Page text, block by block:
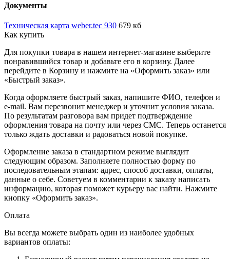
Документы
Техническая карта weber.tec 930 679 кб
Как купить
Для покупки товара в нашем интернет-магазине выберите
понравившийся товар и добавьте его в корзину. Далее
перейдите в Корзину и нажмите на «Оформить заказ» или
«Быстрый заказ».
Когда оформляете быстрый заказ, напишите ФИО, телефон и
e-mail. Вам перезвонит менеджер и уточнит условия заказа.
По результатам разговора вам придет подтверждение
оформления товара на почту или через СМС. Теперь останется
только ждать доставки и радоваться новой покупке.
Оформление заказа в стандартном режиме выглядит
следующим образом. Заполняете полностью форму по
последовательным этапам: адрес, способ доставки, оплаты,
данные о себе. Советуем в комментарии к заказу написать
информацию, которая поможет курьеру вас найти. Нажмите
кнопку «Оформить заказ».
Оплата
Вы всегда можете выбрать один из наиболее удобных
вариантов оплаты: